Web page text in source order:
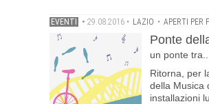
EVENTI • 29.08.2016 • LAZIO • APERTI PER
Ponte
un ponte
Ritorna, per
della Musica
installazioni